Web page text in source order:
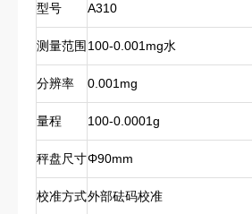
型号 A310
测量范围 100-0.001mg水
分辨率 0.001mg
量程 100-0.0001g
秤盘尺寸Φ90mm
校准方式外部砝码校准